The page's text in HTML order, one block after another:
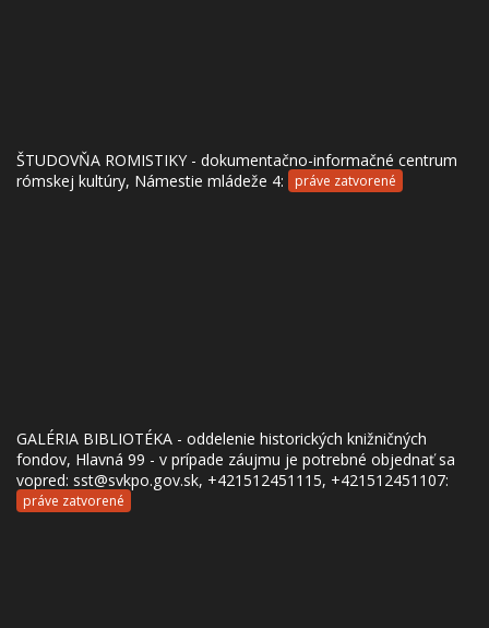
ŠTUDOVŇA ROMISTIKY - dokumentačno-informačné centrum
rómskej kultúry, Námestie mládeže 4:
práve zatvorené
GALÉRIA BIBLIOTÉKA - oddelenie historických knižničných
fondov, Hlavná 99 - v prípade záujmu je potrebné objednať sa
vopred: sst@svkpo.gov.sk, +421512451115, +421512451107:
práve zatvorené